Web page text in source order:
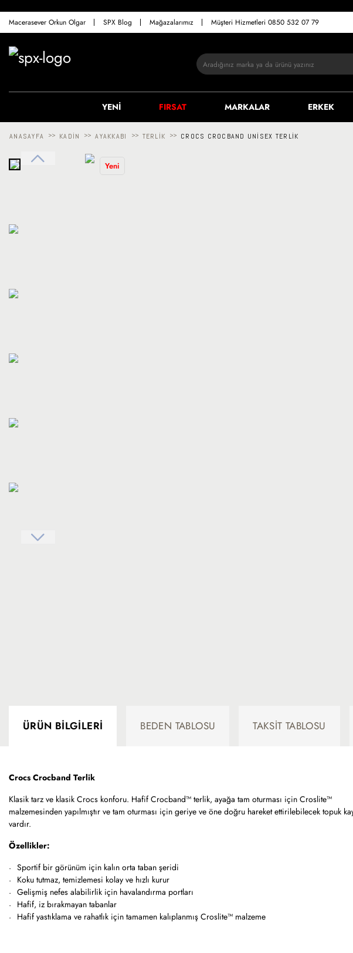
Macerasever Orkun Olgar SPX Blog Mağazalarımız Müşteri Hizmetleri 0850 532 07 79
YENİ FIRSAT MARKALAR ERKEK
ANASAYFA >> KADIN >> AYAKKABI >> TERLIK >> CROCS CROCBAND UNISEX TERLIK
Yeni
ÜRÜN BILGILERI BEDEN TABLOSU TAKSIT TABLOSU
Crocs Crocband Terlik
Klasik tarz ve klasik Crocs konforu. Hafif Crocband™ terlik, ayağa tam oturması için Croslite™
malzemesinden yapılmıştır ve tam oturması için geriye ve öne doğru hareket ettirilebilecek topuk
vardır.
Özellikler:
Sportif bir görünüm için kalın orta taban şeridi
Koku tutmaz, temizlemesi kolay ve hızlı kurur
Gelişmiş nefes alabilirlik için havalandırma portları
Hafif, iz bırakmayan tabanlar
Hafif yastıklama ve rahatlık için tamamen kalıplanmış Croslite™ malzeme